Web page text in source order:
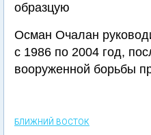
образцую
Осман Очалан
с 1986 по 2004 год,
вооруженной борьбы
БЛИЖНИЙ ВОСТОК